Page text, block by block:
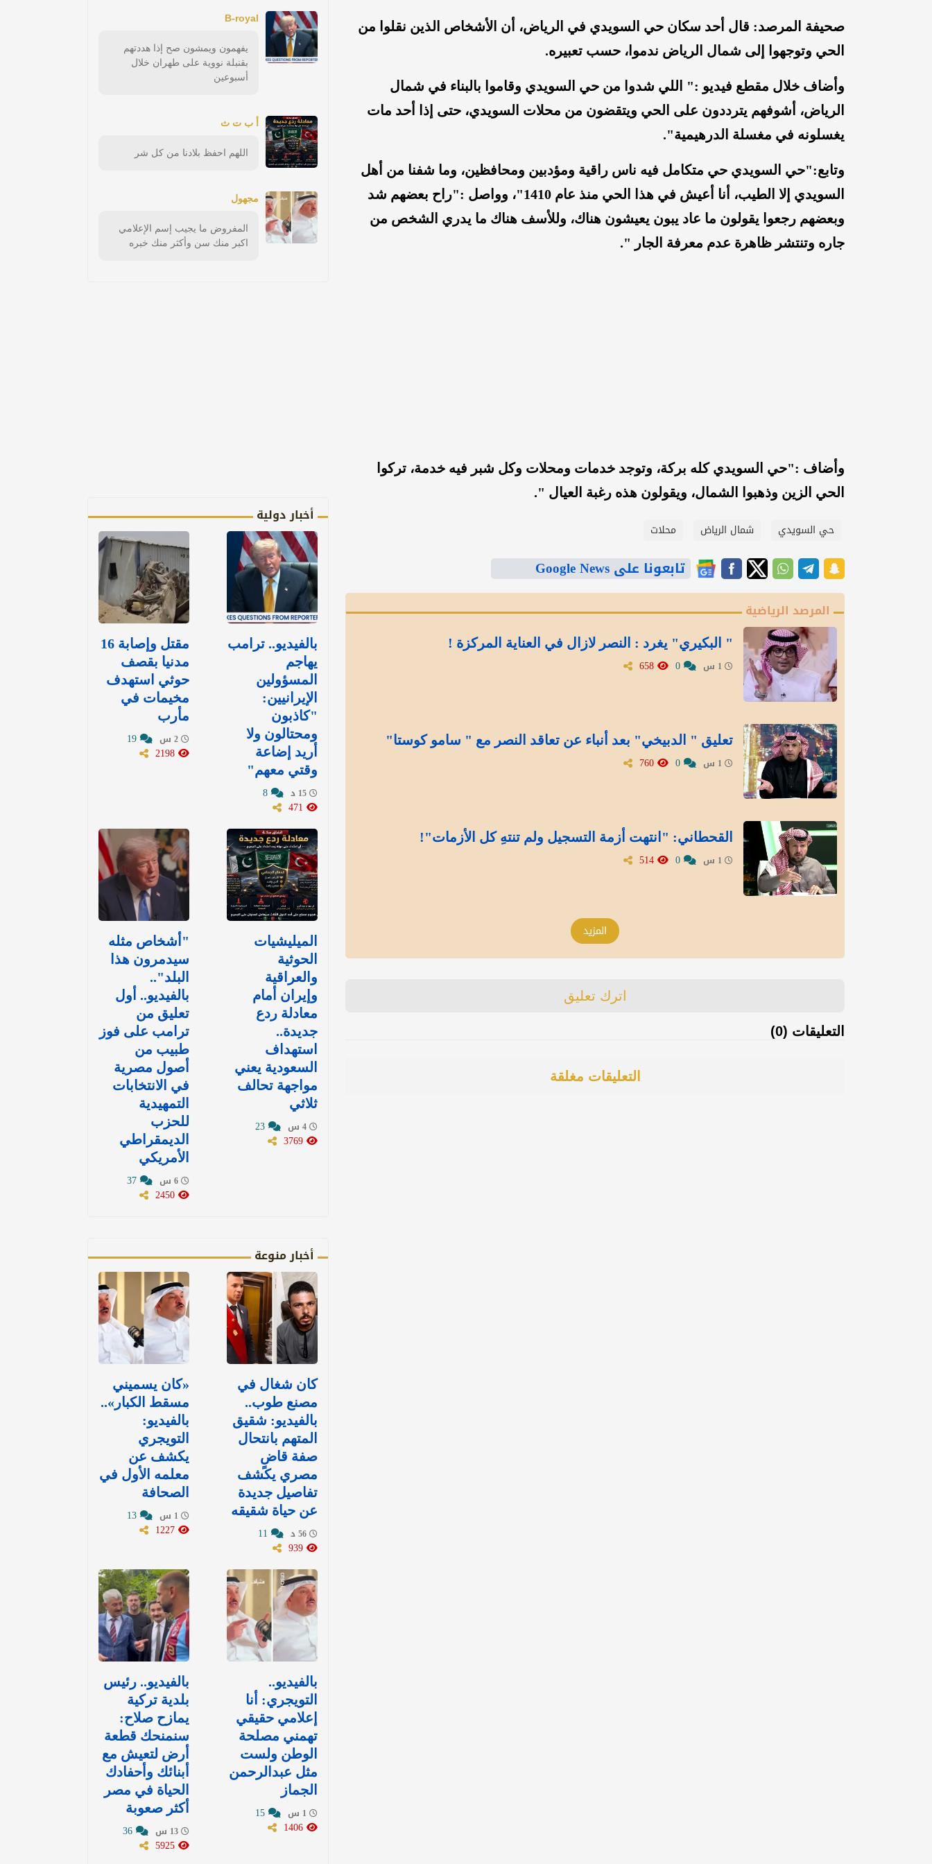
صحيفة المرصد: قال أحد سكان حي السويدي في الرياض، أن الأشخاص الذين نقلوا من
الحي وتوجهوا إلى شمال الرياض ندموا، حسب تعبيره.
وأضاف خلال مقطع فيديو :" اللي شدوا من حي السويدي وقاموا بالبناء في شمال
الرياض، أشوفهم يترددون على الحي ويتقضون من محلات السويدي، حتى إذا أحد مات
يغسلونه في مغسلة الدرهيمية".
وتابع:"حي السويدي حي متكامل فيه ناس راقية ومؤدبين ومحافظين، وما شفنا من أهل
السويدي إلا الطيب، أنا أعيش في هذا الحي منذ عام 1410"، وواصل :"راح بعضهم شد
وبعضهم رجعوا يقولون ما عاد يبون يعيشون هناك، وللأسف هناك ما يدري الشخص من
جاره وتنتشر ظاهرة عدم معرفة الجار ".
وأضاف :"حي السويدي كله بركة، وتوجد خدمات ومحلات وكل شبر فيه خدمة، تركوا
الحي الزين وذهبوا الشمال، ويقولون هذه رغبة العيال ".
حي السويدي شمال الرياض محلات
تابعونا على Google News
المرصد الرياضية
" البكيري" يغرد : النصر لازال في العناية المركزة !
تعليق " الدبيخي" بعد أنباء عن تعاقد النصر مع " سامو كوستا"
القحطاني: "انتهت أزمة التسجيل ولم تنتهِ كل الأزمات"!
المزيد
اترك تعليق
التعليقات (0)
التعليقات مغلقة
B-royal
يفهمون ويمشون صح إذا هددتهم
بقنبلة نووية على طهران خلال
أسبوعين
أ ب ت ث
اللهم احفظ بلادنا من كل شر
مجهول
المفروض ما يجيب إسم الإعلامي
اكبر منك سن وأكثر منك خبره
أخبار دولية
بالفيديو.. ترامب
يهاجم
المسؤولين
الإيرانيين:
"كاذبون
ومحتالون ولا
أريد إضاعة
وقتي معهم"
مقتل وإصابة 16
مدنيا بقصف
حوثي استهدف
مخيمات في
مأرب
الميليشيات
الحوثية
والعراقية
وإيران أمام
معادلة ردع
جديدة..
استهداف
السعودية يعني
مواجهة تحالف
ثلاثي
"أشخاص مثله
سيدمرون هذا
البلد"..
بالفيديو.. أول
تعليق من
ترامب على فوز
طبيب من
أصول مصرية
في الانتخابات
التمهيدية
للحزب
الديمقراطي
الأمريكي
أخبار منوعة
كان شغال في
مصنع طوب..
بالفيديو: شقيق
المتهم بانتحال
صفة قاضٍ
مصري يكشف
تفاصيل جديدة
عن حياة شقيقه
«كان يسميني
مسقط الكبار»..
بالفيديو:
التويجري
يكشف عن
معلمه الأول في
الصحافة
بالفيديو..
التويجري: أنا
إعلامي حقيقي
تهمني مصلحة
الوطن ولست
مثل عبدالرحمن
الجماز
بالفيديو.. رئيس
بلدية تركية
يمازح صلاح:
سنمنحك قطعة
أرض لتعيش مع
أبنائك وأحفادك
الحياة في مصر
أكثر صعوبة